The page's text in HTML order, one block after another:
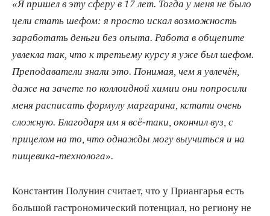
«Я пришел в эту сферу в 17 лет. Тогда у меня не было
цели стать шефом: я просто искал возможность
заработать деньги без опыта. Работа в общепите
увлекла так, что к третьему курсу я уже был шефом.
Преподаватели знали это. Понимая, чем я увлечён,
даже на зачете по коллоидной химии они попросили
меня расписать формулу маргарина, кстати очень
сложную. Благодаря им я всё-таки, окончил вуз, с
прицелом на то, что однажды могу выучиться и на
пищевика-технолога».
Константин Полунин считает, что у Приангарья есть
большой гастрономический потенциал, но региону не